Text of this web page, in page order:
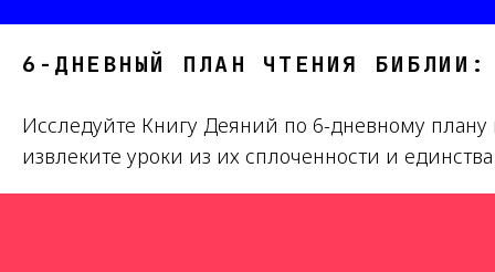
6-ДНЕВНЫЙ ПЛАН ЧТЕНИЯ
Исследуйте Книгу Деяний по 6-дневному
извлеките уроки из их сплоченности и